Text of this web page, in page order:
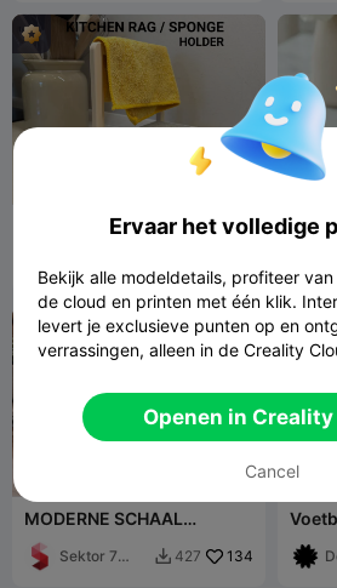
Keukenlap + Sponshouder
MODERNE SCHAAL
MODERNE MINIMALE
INTERIEURDECORATIE
Sektor 7
 427 134
Ervaar het volledige
Bekijk alle modeldetails, profiteer
de cloud en printen met één klik.
levert je exclusieve punten op en
verrassingen, alleen in de Creality
Openen in
Cancel